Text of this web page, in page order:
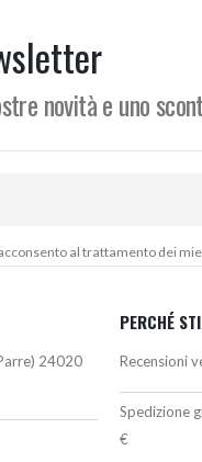
novità e uno
al trattamento dei
24020
PERCHÉ
Recensioni
Spedizione
€